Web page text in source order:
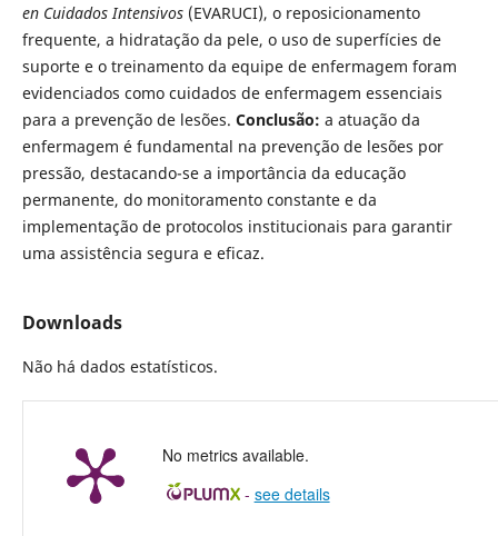
en Cuidados Intensivos(EVARUCI), o reposicionamento
frequente, a hidratação da pele, o uso de superfícies de
suporte e o treinamento da equipe de enfermagem foram
evidenciados como cuidados de enfermagem essenciais
para a prevenção de lesões. Conclusão: a atuação da
enfermagem é fundamental na prevenção de lesões por
pressão, destacando-se a importância da educação
permanente, do monitoramento constante e da
implementação de protocolos institucionais para garantir
uma assistência segura e eficaz.
Downloads
Não há dados estatísticos.
No metrics available.
- see details